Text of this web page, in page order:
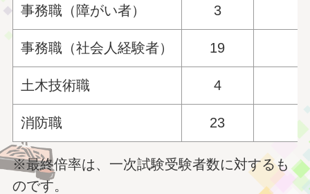
事務職（障がい者） 3
事務職（社会人経験者） 19
土木技術職 4
消防職 23
※最終倍率は、一次試験受験者数に対するも
のです。